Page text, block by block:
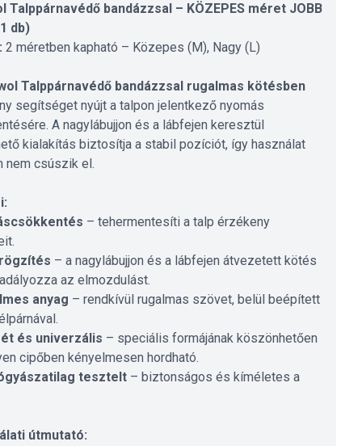
Talppárnavédő bandázzsal – KÖZEPES méret JOBB
db)
2 méretben kapható – Közepes (M), Nagy (L)
Talppárnavédő bandázzsal rugalmas kötésben
segítséget nyújt a talpon jelentkező nyomás
A nagylábujjon és a lábfejen keresztül
kialakítás biztosítja a stabil pozíciót, így használat
nem csúszik el.
– tehermentesíti a talp érzékeny
– a nagylábujjon és a lábfejen átvezetett kötés
az elmozdulást.
anyag – rendkívül rugalmas szövet, belül beépített
és univerzális – speciális formájának köszönhetően
cipőben kényelmesen hordható.
tesztelt – biztonságos és kíméletes a
útmutató: